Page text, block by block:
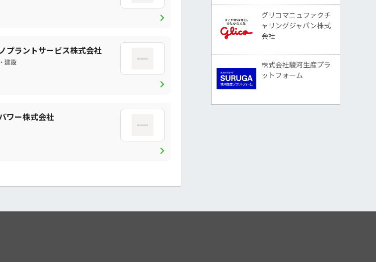
chevron_right
プラントサービス株式会社
建設
chevron_right
ワー株式会社
chevron_right
グリコマニュファクチ
ャリングジャパン株式
会社
株式会社駿河生産プラ
ットフォーム